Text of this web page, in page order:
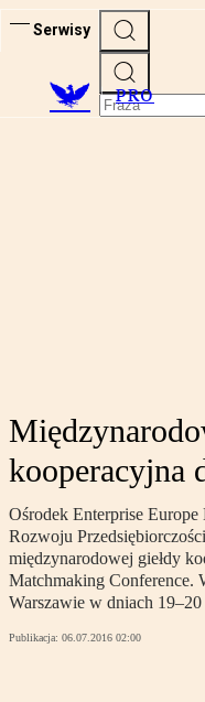
Serwisy
PRO
kooperacyjna
Ośrodek Enterprise
Rozwoju
międzynarodowej giełdy
Matchmaking Conference.
Warszawie w dniach
Publikacja: 06.07.2016 02:00